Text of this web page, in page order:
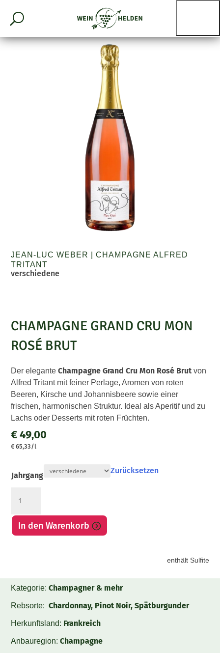
JEAN-LUC WEBER |CHAMPAGNE ALFRED
TRITANT
verschiedene
CHAMPAGNE GRAND CRU MON
ROSÉ BRUT
Der eleganteChampagne Grand Cru Mon Rosé Brut von
Alfred Tritant mit feiner Perlage, Aromen von roten
Beeren, Kirsche und Johannisbeere sowie einer
frischen, harmonischen Struktur. Ideal als Aperitif und zu
Lachs oder Desserts mit roten Früchten.
€49,00
€ 65,33/l
Jahrgang
Zurücksetzen
Grand
Cru
Mon
In den Warenkorb
enthält Sulfite
Kategorie:Champagner & mehr
Rebsorte:Chardonnay, Pinot Noir, Spätburgunder
Herkunftsland: Frankreich
Anbauregion:Champagne